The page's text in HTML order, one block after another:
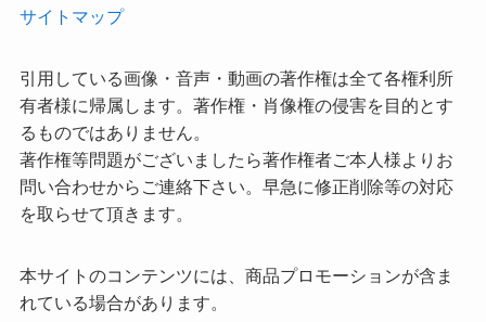
サイトマップ
引用している画像・音声・動画の著作権は全て各権利所
有者様に帰属します。著作権・肖像権の侵害を目的とす
るものではありません。
著作権等問題がございましたら著作権者ご本人様よりお
問い合わせからご連絡下さい。早急に修正削除等の対応
を取らせて頂きます。
本サイトのコンテンツには、商品プロモーションが含ま
れている場合があります。